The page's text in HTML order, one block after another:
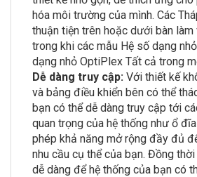
hóa môi trường của mình. Các
thuận tiện trên hoặc dưới bàn làm
trong khi các mẫu Hệ số dạng
dạng nhỏ OptiPlex Tất cả trong
Dễ dàng truy cập: Với thiết kế
và bảng điều khiển bên có thể
bạn có thể dễ dàng truy cập tới
quan trọng của hệ thống như ổ
phép khả năng mở rộng đầy đủ
nhu cầu cụ thể của bạn. Đồng
dễ dàng để hệ thống của bạn có